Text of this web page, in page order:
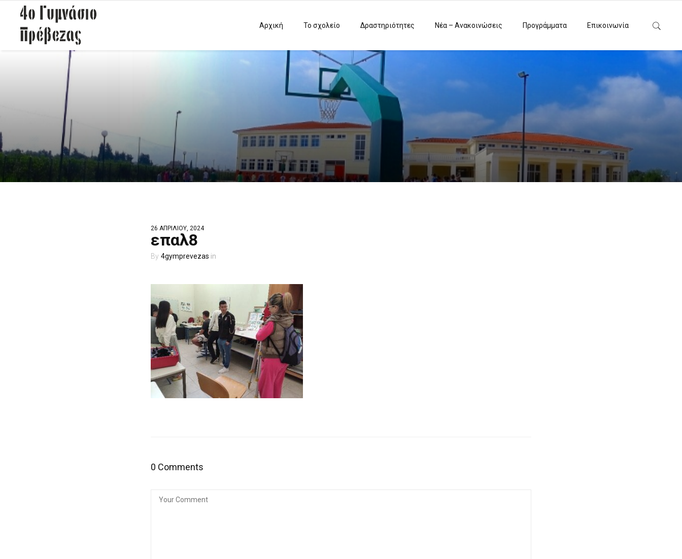
Αρχική Το σχολείο Δραστηριότητες Νέα – Ανακοινώσεις Προγράμματα Επικοινωνία
26 ΑΠΡΙΛΊΟΥ, 2024
επαλ8
4gymprevezas
0 Comments